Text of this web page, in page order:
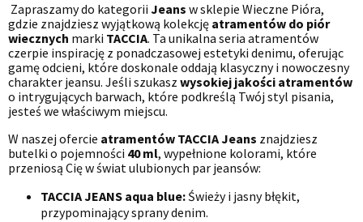
Zapraszamy do kategorii Jeans w sklepie Wieczne Pióra,
gdzie znajdziesz wyjątkową kolekcję atramentów do piór
wiecznych marki TACCIA. Ta unikalna seria atramentów
czerpie inspirację z ponadczasowej estetyki denimu, oferując
gamę odcieni, które doskonale oddają klasyczny i nowoczesny
charakter jeansu. Jeśli szukasz wysokiej jakości atramentów
o intrygujących barwach, które podkreślą Twój styl pisania,
jesteś we właściwym miejscu.
W naszej ofercie atramentów TACCIA Jeans znajdziesz
butelki o pojemności 40 ml, wypełnione kolorami, które
przeniosą Cię w świat ulubionych par jeansów:
TACCIA JEANS aqua blue:Świeży i jasny błękit,
przypominający sprany denim.